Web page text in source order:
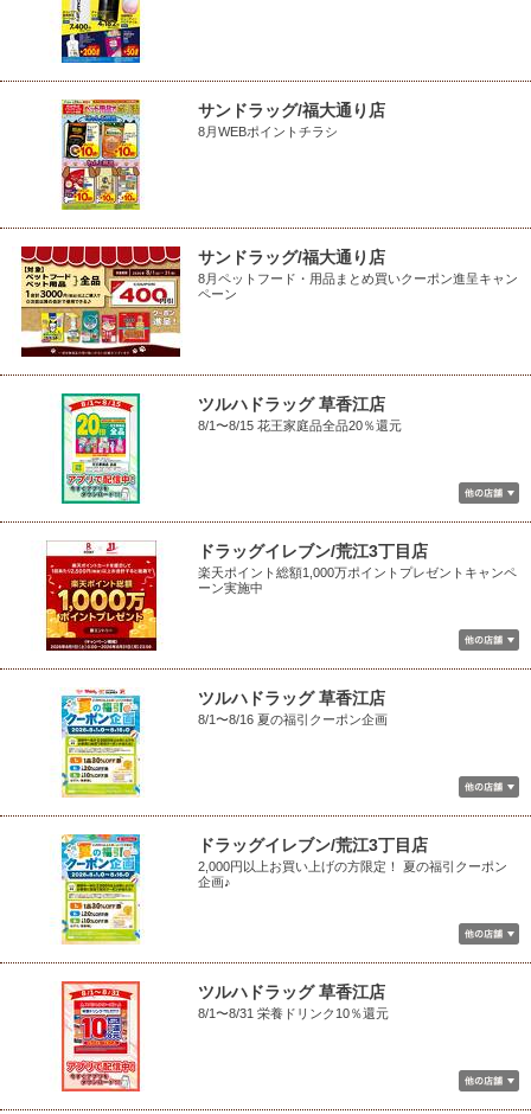
サンドラッグ/福大通り店
8月WEBポイントチラシ
サンドラッグ/福大通り店
8月ペットフード・用品まとめ買いクーポン進呈キャン
ペーン
ツルハドラッグ 草香江店
8/1〜8/15 花王家庭品全品20％還元
ドラッグイレブン/荒江3丁目店
楽天ポイント総額1,000万ポイントプレゼントキャンペ
ーン実施中
ツルハドラッグ 草香江店
8/1〜8/16 夏の福引クーポン企画
ドラッグイレブン/荒江3丁目店
2,000円以上お買い上げの方限定！ 夏の福引クーポン
企画♪
ツルハドラッグ 草香江店
8/1〜8/31 栄養ドリンク10％還元